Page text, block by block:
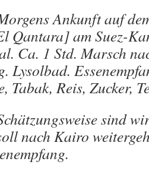
Ankunft auf
Qantara] am Suez-
Ca. 1 Std. Marsch
Lysolbad.
Tabak, Reis, Zucker,
sind
nach Kairo